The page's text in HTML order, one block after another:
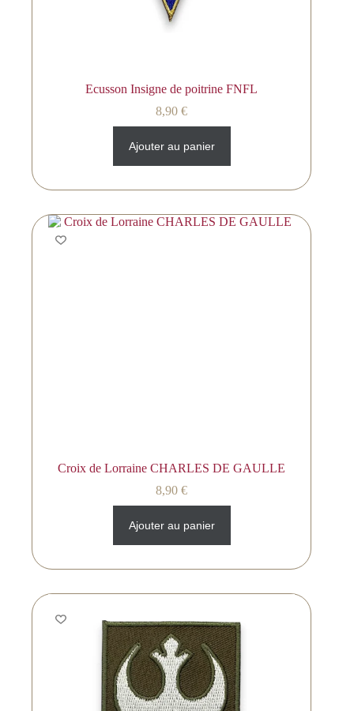
Ecusson Insigne de poitrine FNFL
8,90€
Ajouter au panier
Croix de Lorraine CHARLES DE GAULLE
8,90€
Ajouter au panier